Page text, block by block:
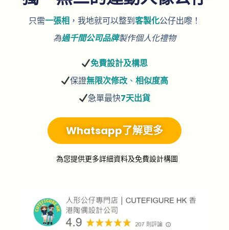
只需一張相 ，我地就可以整到客製化公仔出嚟！
為過千間公司品牌製作個人化禮物
免費設計及構思
保證無限次修改、相似度高
急單最快7天出貨
Whatsapp了解更多
為您提供更多詳細資料及免費設計構圖